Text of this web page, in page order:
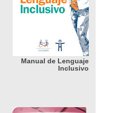
Manual de Lenguaje
Inclusivo